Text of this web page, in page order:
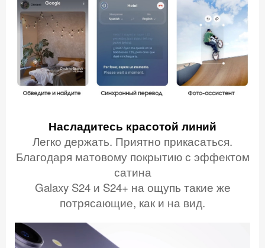
Насладитесь красотой линий
Легко держать. Приятно прикасаться.
Благодаря матовому покрытию с эффектом
сатина
Galaxy S24 и S24+ на ощупь такие же
потрясающие, как и на вид.